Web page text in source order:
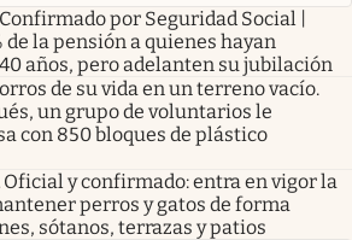
Confirmado por Seguridad Social |
de la pensión a quienes hayan
años, pero adelanten su jubilación
de su vida en un terreno vacío.
un grupo de voluntarios le
con 850 bloques de plástico
Oficial y confirmado: entra en vigor la
perros y gatos de forma
sótanos, terrazas y patios